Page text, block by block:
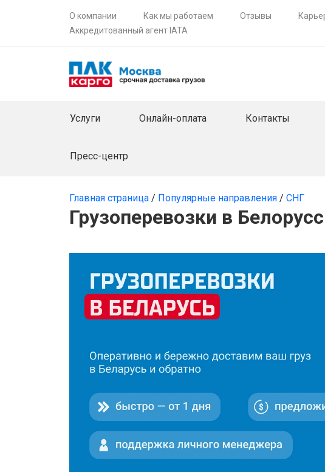
О компании Как мы работаем Отзывы
Аккредитованный агент IATA
Услуги Онлайн-оплата Контакты
Пресс-центр
Главная страница / Популярные направления / СНГ
Грузоперевозки в